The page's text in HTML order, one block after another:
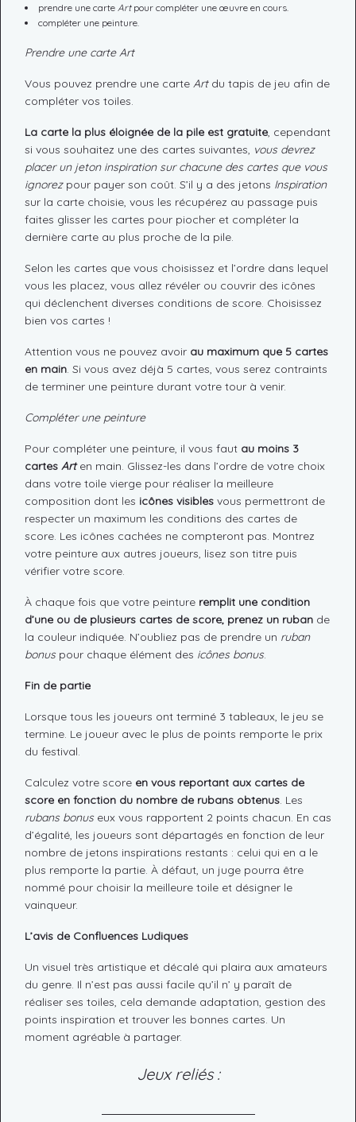
prendre une carte Artpour compléter une œuvre en cours.
compléter une peinture.
Prendre une carte Art
Vous pouvez prendre une carte Artdu tapis de jeu afin de
compléter vos toiles.
La carte la plus éloignée de la pile est gratuite , cependant
si vous souhaitez une des cartes suivantes, vous devrez
placer un jeton inspiration sur chacune des cartes que vous
ignorezpour payer son coût. S’il y a des jetons Inspiration
sur la carte choisie, vous les récupérez au passage puis
faites glisser les cartes pour piocher et compléter la
dernière carte au plus proche de la pile.
Selon les cartes que vous choisissez et l’ordre dans lequel
vous les placez, vous allez révéler ou couvrir des icônes
qui déclenchent diverses conditions de score. Choisissez
bien vos cartes !
Attention vous ne pouvez avoir au maximum que 5 cartes
en main . Si vous avez déjà 5 cartes, vous serez contraints
de terminer une peinture durant votre tour à venir.
Compléter une peinture
Pour compléter une peinture, il vous faut au moins 3
cartes Art en main. Glissez-les dans l’ordre de votre choix
dans votre toile vierge pour réaliser la meilleure
composition dont les icônes visibles vous permettront de
respecter un maximum les conditions des cartes de
score. Les icônes cachées ne compteront pas. Montrez
votre peinture aux autres joueurs, lisez son titre puis
vérifier votre score.
À chaque fois que votre peinture remplit une condition
d’une ou de plusieurs cartes de score, prenez un ruban de
la couleur indiquée. N’oubliez pas de prendre un ruban
bonuspour chaque élément des icônes bonus.
Fin de partie
Lorsque tous les joueurs ont terminé 3 tableaux, le jeu se
termine. Le joueur avec le plus de points remporte le prix
du festival.
Calculez votre score en vous reportant aux cartes de
score en fonction du nombre de rubans obtenus . Les
rubans bonuseux vous rapportent 2 points chacun. En cas
d’égalité, les joueurs sont départagés en fonction de leur
nombre de jetons inspirations restants : celui qui en a le
plus remporte la partie. À défaut, un juge pourra être
nommé pour choisir la meilleure toile et désigner le
vainqueur.
L’avis de Confluences Ludiques
Un visuel très artistique et décalé qui plaira aux amateurs
du genre. Il n’est pas aussi facile qu’il n’ y paraît de
réaliser ses toiles, cela demande adaptation, gestion des
points inspiration et trouver les bonnes cartes. Un
moment agréable à partager.
Jeux reliés :